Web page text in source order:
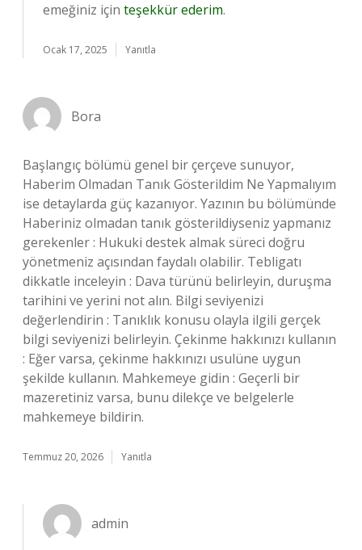
emeğiniz için teşekkür ederim.
Ocak 17, 2025 Yanıtla
Bora
Başlangıç bölümü genel bir çerçeve sunuyor,
Haberim Olmadan Tanık Gösterildim Ne Yapmalıyım
ise detaylarda güç kazanıyor. Yazının bu bölümünde
Haberiniz olmadan tanık gösterildiyseniz yapmanız
gerekenler : Hukuki destek almak süreci doğru
yönetmeniz açısından faydalı olabilir. Tebligatı
dikkatle inceleyin : Dava türünü belirleyin, duruşma
tarihini ve yerini not alın. Bilgi seviyenizi
değerlendirin : Tanıklık konusu olayla ilgili gerçek
bilgi seviyenizi belirleyin. Çekinme hakkınızı kullanın
: Eğer varsa, çekinme hakkınızı usulüne uygun
şekilde kullanın. Mahkemeye gidin : Geçerli bir
mazeretiniz varsa, bunu dilekçe ve belgelerle
mahkemeye bildirin.
Temmuz 20, 2026 Yanıtla
admin